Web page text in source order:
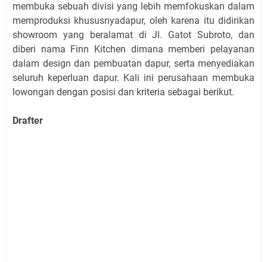
membuka sebuah divisi yang lebih memfokuskan dalam
memproduksi khususnyadapur, oleh karena itu didirikan
showroom yang beralamat di Jl. Gatot Subroto, dan
diberi nama Finn Kitchen dimana memberi pelayanan
dalam design dan pembuatan dapur, serta menyediakan
seluruh keperluan dapur. Kali ini perusahaan membuka
lowongan dengan posisi dan kriteria sebagai berikut.
Drafter